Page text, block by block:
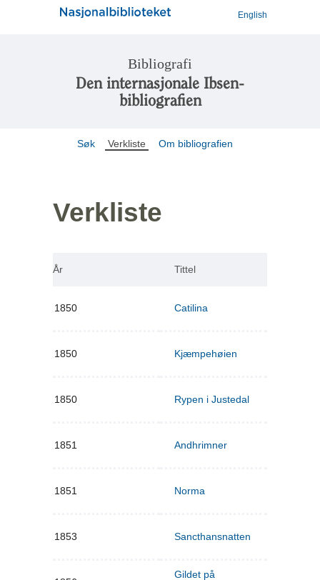
English
Bibliografi
Den internasjonale Ibsen-
bibliografien
Søk Verkliste Om bibliografien
Verkliste
År Tittel
1850 Catilina
1850 Kjæmpehøien
1850 Rypen i Justedal
1851 Andhrimner
1851 Norma
1853 Sancthansnatten
Gildet på